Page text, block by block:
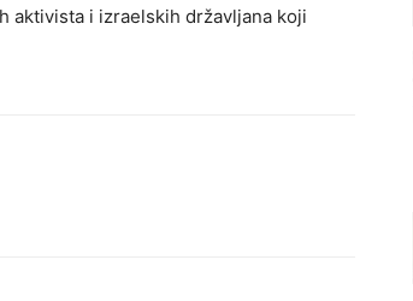
aktivista i izraelskih državljana koji